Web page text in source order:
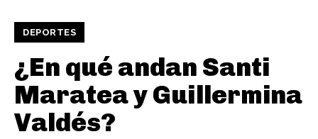
DEPORTES
¿En qué andan Santi
Maratea y Guillermina
Valdés?